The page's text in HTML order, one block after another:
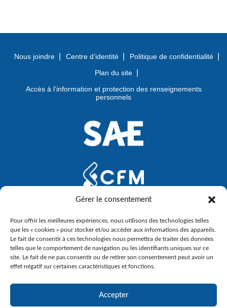
Gérer le consentement
Pour offrir les meilleures expériences, nous utilisons des technologies telles
que les « cookies » pour stocker et/ou accéder aux informations des appareils.
Le fait de consentir à ces technologies nous permettra de traiter des données
telles que le comportement de navigation ou les identifiants uniques sur ce
site. Le fait de ne pas consentir ou de retirer son consentement peut avoir un
effet négatif sur certaines caractéristiques et fonctions.
Accepter
Nous joindre Centre d’identité
Politique de confidentialité
Plan du site
Accès à l’information et protection des renseignements
personnels